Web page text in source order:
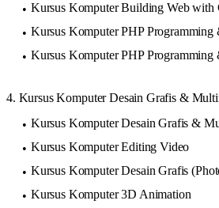
Kursus Komputer Building Web with
Kursus Komputer PHP
Kursus Komputer PHP
4. Kursus Komputer Desain Grafis &
Kursus Komputer Desain Grafis &
Kursus Komputer Editing Video
Kursus Komputer Desain Grafis
Kursus Komputer 3D Animation